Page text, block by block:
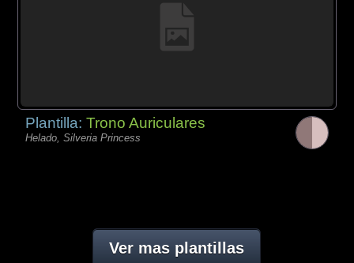
Plantilla:Trono Auriculares
Helado, Silveria Princess
Ver mas plantillas